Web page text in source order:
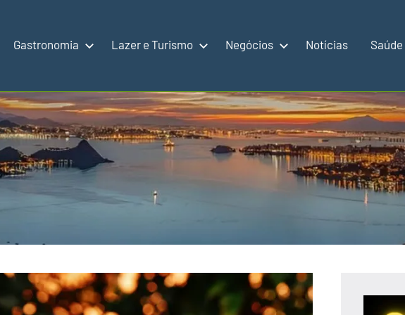
Gastronomia Lazer e Turismo Negócios Notícias Saúde